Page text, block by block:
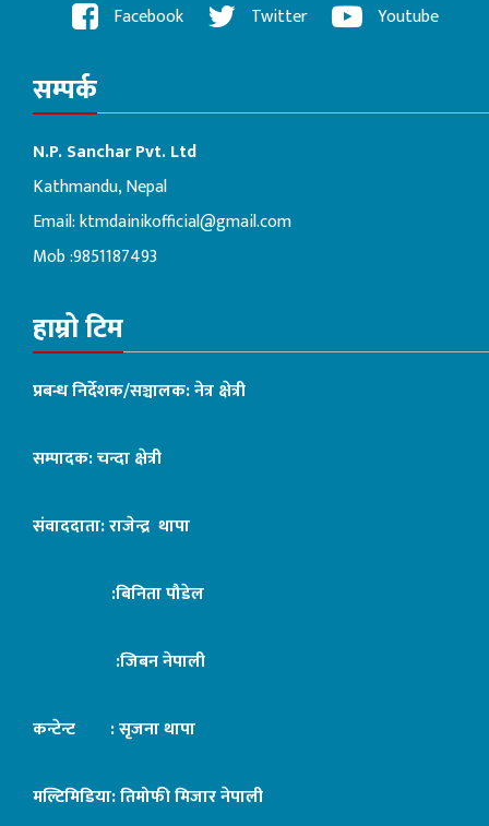
Facebook Twitter Youtube
सम्पर्क
N.P. Sanchar Pvt. Ltd
Kathmandu, Nepal
Email:ktmdainikofficial@gmail.com
Mob :9851187493
हाम्रो टिम
प्रबन्ध निर्देशक/सञ्चालक: नेत्र क्षेत्री
सम्पादक: चन्दा क्षेत्री
संवाददाता: राजेन्द्र थापा
:बिनिता पौडेल
:जिबन नेपाली
कन्टेन्ट : सृजना थापा
मल्टिमिडिया: तिमोफी मिजार नेपाली